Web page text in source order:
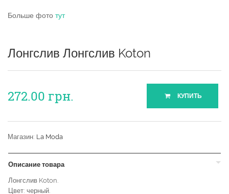
Больше фото тут
Лонгслив Лонгслив Koton
272.00 грн. КУПИТЬ
Магазин: La Moda
Описание товара
Лонгслив Koton.
Цвет: черный.